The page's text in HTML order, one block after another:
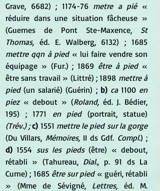
Grave, 6682) ; 1174-76 metre a pié «
réduire dans une situation fâcheuse »
(Guernes de Pont Ste-Maxence, St
Thomas,
mettre qqn à pied « lui faire vendre son
équipage » (Fur.) ; 1869 être à pied «
être sans travail » (Littré) ; 1898 mettre à
pied (un salarié) (Guérin) ; b) ca 1100 en
piez « debout » (Roland, éd. J. Bédier,
195) ; 1771 en pied
(Trév.) ; c) 1551 mettre le pied sur la gorge
(Du Villars, Mémoires, II ds Gdf. Compl.
d) 1554 sus les pieds (être) « debout,
rétabli » (Tahureau, Dial., p. 91 ds La
Curne) ; 1685 être sur pied « guéri, rétabli
» (Mme de Sévigné, Lettres, éd. M.